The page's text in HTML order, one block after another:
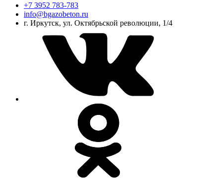
+7 3952 783-783
info@bgazobeton.ru
г. Иркутск, ул. Октябрьской революции, 1/4